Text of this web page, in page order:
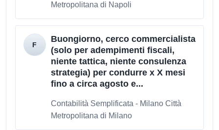
Metropolitana di Napoli
Buongiorno, cerco commercialista
(solo per adempimenti fiscali,
niente tattica, niente consulenza
strategia) per condurre x X mesi
fino a circa agosto e...
Contabilità Semplificata - Milano Città
Metropolitana di Milano